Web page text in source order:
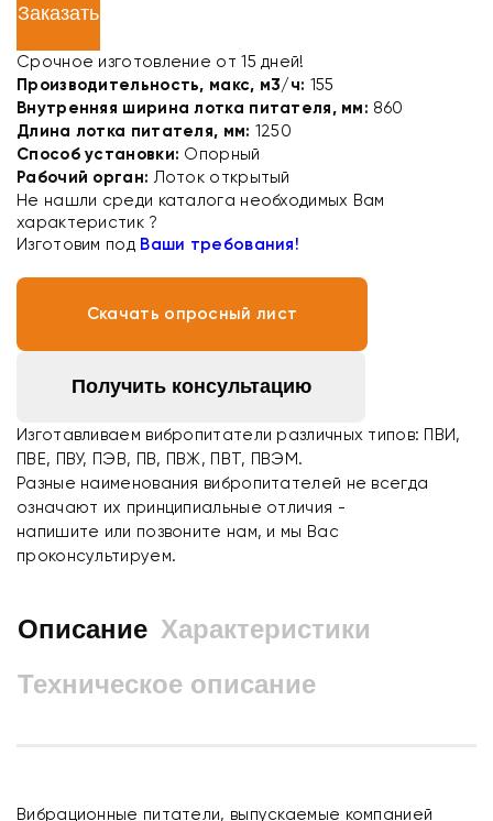
Заказать
Срочное изготовление от 15 дней!
Производительность, макс, м3/ч: 155
Внутренняя ширина лотка питателя, мм: 860
Длина лотка питателя, мм: 1250
Способ установки: Опорный
Рабочий орган: Лоток открытый
Не нашли среди каталога необходимых Вам
характеристик ?
Изготовим под Ваши требования!
Скачать опросный лист
Получить консультацию
Изготавливаем вибропитатели различных типов: ПВИ,
ПВЕ, ПВУ, ПЭВ, ПВ, ПВЖ, ПВТ, ПВЭМ.
Разные наименования вибропитателей не всегда
означают их принципиальные отличия -
напишите или позвоните нам, и мы Вас
проконсультируем.
Описание Характеристики
Техническое описание
Вибрационные питатели, выпускаемые компанией